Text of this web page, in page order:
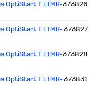
OptiStart T LTMR-373826
OptiStart T LTMR- 373827
OptiStart T LTMR-373828
OptiStart T LTMR- 373831